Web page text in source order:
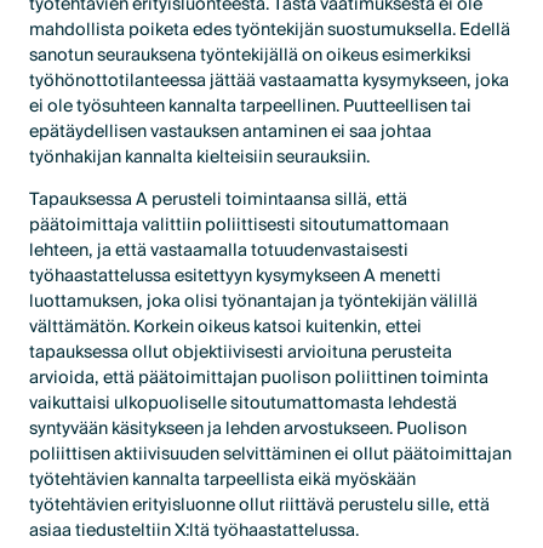
mahdollista poiketa edes työntekijän suostumuksella. Edellä
sanotun seurauksena työntekijällä on oikeus esimerkiksi
työhönottotilanteessa jättää vastaamatta kysymykseen, joka
ei ole työsuhteen kannalta tarpeellinen. Puutteellisen tai
epätäydellisen vastauksen antaminen ei saa johtaa
työnhakijan kannalta kielteisiin seurauksiin.
Tapauksessa A perusteli toimintaansa sillä, että
päätoimittaja valittiin poliittisesti sitoutumattomaan
lehteen, ja että vastaamalla totuudenvastaisesti
työhaastattelussa esitettyyn kysymykseen A menetti
luottamuksen, joka olisi työnantajan ja työntekijän välillä
välttämätön. Korkein oikeus katsoi kuitenkin, ettei
tapauksessa ollut objektiivisesti arvioituna perusteita
arvioida, että päätoimittajan puolison poliittinen toiminta
vaikuttaisi ulkopuoliselle sitoutumattomasta lehdestä
syntyvään käsitykseen ja lehden arvostukseen. Puolison
poliittisen aktiivisuuden selvittäminen ei ollut päätoimittajan
työtehtävien kannalta tarpeellista eikä myöskään
työtehtävien erityisluonne ollut riittävä perustelu sille, että
asiaa tiedusteltiin X:ltä työhaastattelussa.